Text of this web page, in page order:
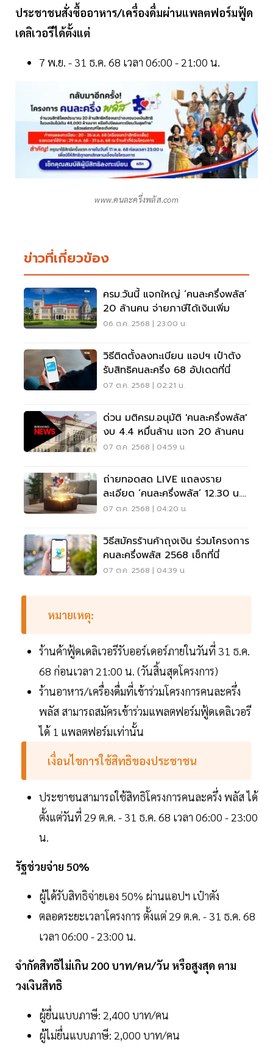
ประชาชนสั่งซื้ออาหาร/เครื่องดื่มผ่านแพลตฟอร์มฟู้ด
เดลิเวอรีได้ตั้งแต่
7 พ.ย. - 31 ธ.ค. 68 เวลา 06:00 - 21:00 น.
www.คนละครึ่งพลัส.com
ข่าวที่เกี่ยวข้อง
ครม.วันนี้ แจกใหญ่ ‘คนละครึ่งพลัส’
20 ล้านคน จ่ายภาษีได้เงินเพิ่ม
06 ต.ค. 2568 | 23:00 น.
วิธีติดตั้งลงทะเบียน แอปฯ เป๋าตัง
รับสิทธิคนละครึ่ง 68 อัปเดตที่นี่
07 ต.ค. 2568 | 02:21 น.
ด่วน มติครม.อนุมัติ 'คนละครึ่งพลัส'
งบ 4.4 หมื่นล้าน แจก 20 ล้านคน
07 ต.ค. 2568 | 04:59 น.
ถ่ายทอดสด LIVE แถลงราย
ละเอียด ‘คนละครึ่งพลัส’ 12.30 น.
วันนี้ หลังครม.เห็นชอบ
07 ต.ค. 2568 | 04:20 น.
วิธีสมัครร้านค้าถุงเงิน ร่วมโครงการ
คนละครึ่งพลัส 2568 เช็กที่นี่
07 ต.ค. 2568 | 04:39 น.
หมายเหตุ:
ร้านค้าฟู้ดเดลิเวอรีรับออร์เดอร์ภายในวันที่ 31 ธ.ค.
68 ก่อนเวลา 21:00 น. (วันสิ้นสุดโครงการ)
ร้านอาหาร/เครื่องดื่มที่เข้าร่วมโครงการคนละครึ่ง
พลัส สามารถสมัครเข้าร่วมแพลตฟอร์มฟู้ดเดลิเวอรี
ได้ 1 แพลตฟอร์มเท่านั้น
เงื่อนไขการใช้สิทธิของประชาชน
ประชาชนสามารถใช้สิทธิโครงการคนละครึ่ง พลัส ได้
ตั้งแต่วันที่ 29 ต.ค. - 31 ธ.ค. 68 เวลา 06:00 - 23:00
น.
รัฐช่วยจ่าย 50%
ผู้ได้รับสิทธิจ่ายเอง 50% ผ่านแอปฯ เป๋าตัง
ตลอดระยะเวลาโครงการ ตั้งแต่ 29 ต.ค. - 31 ธ.ค. 68
เวลา 06:00 - 23:00 น.
จำกัดสิทธิไม่เกิน 200 บาท/คน/วัน หรือสูงสุด ตาม
วงเงินสิทธิ
ผู้ยื่นแบบภาษี: 2,400 บาท/คน
ผู้ไม่ยื่นแบบภาษี: 2,000 บาท/คน